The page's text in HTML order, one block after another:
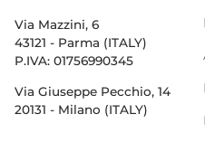
Via Mazzini, 6
43121 - Parma (ITALY)
P.IVA: 01756990345
Via Giuseppe Pecchio, 14
20131 - Milano (ITALY)